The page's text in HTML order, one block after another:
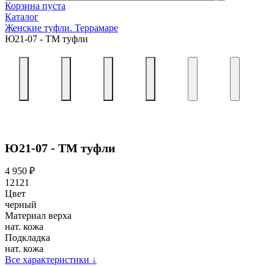
Корзина пуста
Каталог
Женские туфли. Террамаре
Ю21-07 - ТМ туфли
Ю21-07 - ТМ туфли
4 950 ₽
12121
Цвет
черный
Материал верха
нат. кожа
Подкладка
нат. кожа
Все характеристики ↓